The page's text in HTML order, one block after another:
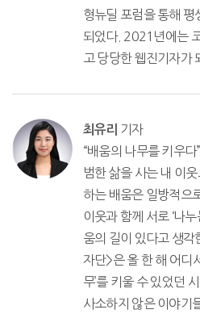
형뉴딜 포럼을 통해 평
되었다. 2021년에는
고 당당한 웹진기자가
최유리 기자
“배움의 나무를 키우
범한 삶을 사는 내 이
하는 배움은 일방적으
이웃과 함께 서로 ‘나
움의 길이 있다고 생각
자단>은 올 한 해 어디
무’를 키울 수 있었던
사소하지 않은 이야기